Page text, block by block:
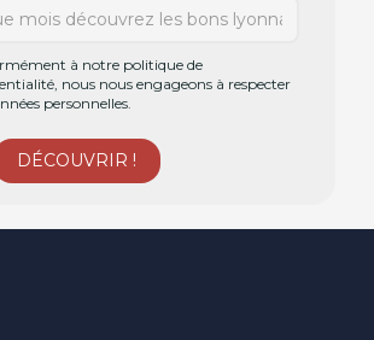
à notre politique de
nous nous engageons à respecter
personnelles.